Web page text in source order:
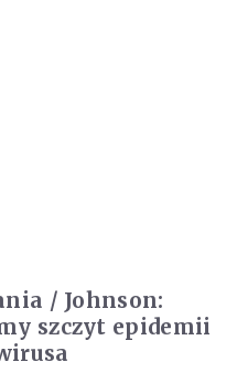
/ Johnson:
szczyt epidemii